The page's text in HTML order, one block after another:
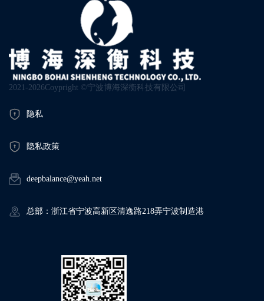
2021-2026Coypright ©宁波博海深衡科技有限公司
隐私
隐私政策
deepbalance@yeah.net
总部：浙江省宁波高新区清逸路218弄宁波制造港